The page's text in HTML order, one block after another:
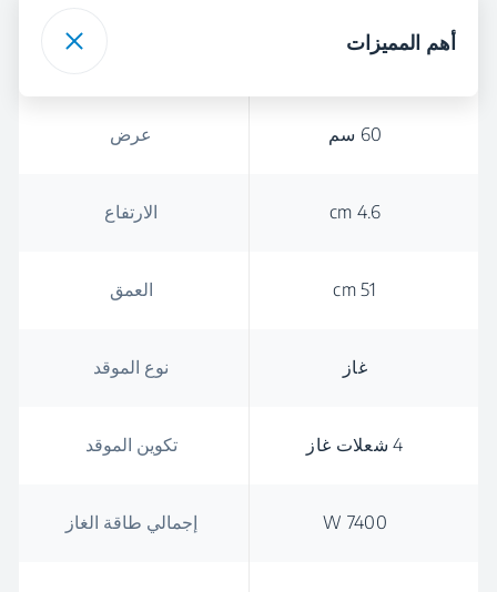
أهم المميزات
عرض 60 سم
الارتفاع 4.6 cm
العمق 51 cm
نوع الموقد غاز
تكوين الموقد 4 شعلات غاز
إجمالي طاقة الغاز 7400 W